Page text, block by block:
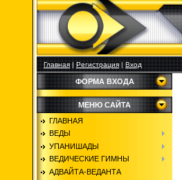
Главная|Регистрация|Вход
ФОРМА ВХОДА
МЕНЮ САЙТА
ГЛАВНАЯ
ВЕДЫ
УПАНИШАДЫ
ВЕДИЧЕСКИЕ ГИМНЫ
АДВАЙТА-ВЕДАНТА